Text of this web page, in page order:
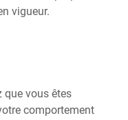
vigueur.
vous êtes
comportement